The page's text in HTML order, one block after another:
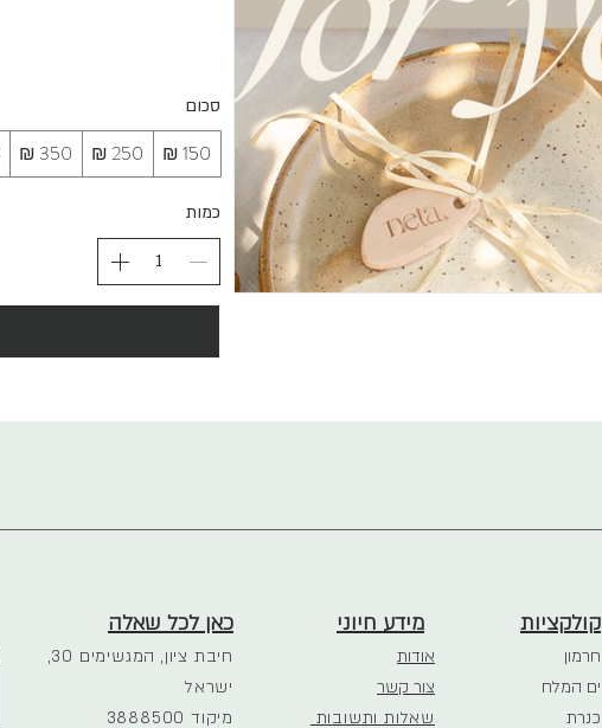
סכום
כמות
כאן לכל שאלה
חיבת ציון, המגשימים 30,
ישראל
3888500 מיקוד
מידע חיוני
אודות
צור קשר
שאלות ותשובות
קולקציות
חרמון
ים המלח
כנרת